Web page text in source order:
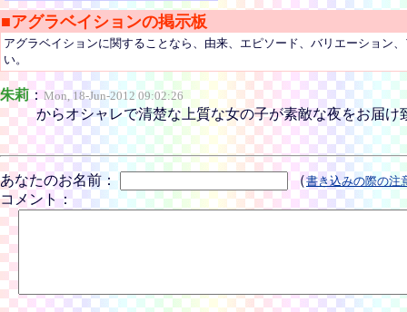
■アグラベイションの掲示板
アグラベイションに関することなら、由来、エピソード、バリエーション
い。
朱莉：Mon, 18-Jun-2012 09:02:26
からオシャレで清楚な上質な女の子が素敵な夜をお届け
あなたのお名前： （書き込みの際の注
コメント：